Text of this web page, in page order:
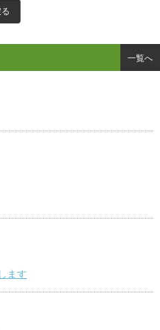
る
一覧へ
ます